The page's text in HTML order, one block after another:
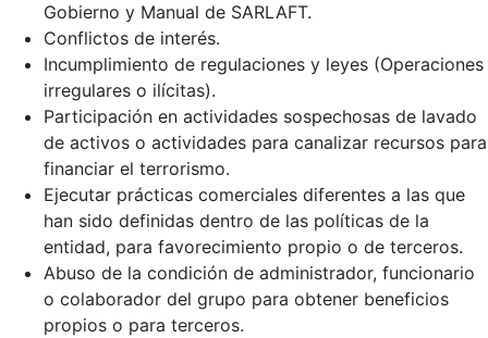
Gobierno y Manual de SARLAFT.
Conflictos de interés.
Incumplimiento de regulaciones y leyes (Operaciones
irregulares o ilícitas).
Participación en actividades sospechosas de lavado
de activos o actividades para canalizar recursos para
financiar el terrorismo.
Ejecutar prácticas comerciales diferentes a las que
han sido definidas dentro de las políticas de la
entidad, para favorecimiento propio o de terceros.
Abuso de la condición de administrador, funcionario
o colaborador del grupo para obtener beneficios
propios o para terceros.